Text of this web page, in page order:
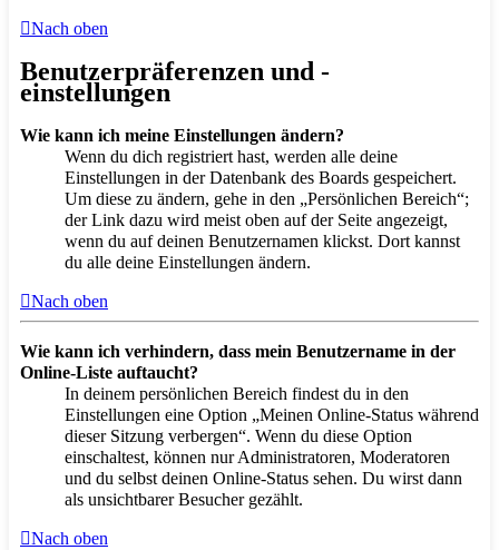
Nach oben
Benutzerpräferenzen und -
einstellungen
Wie kann ich meine Einstellungen ändern?
Wenn du dich registriert hast, werden alle deine
Einstellungen in der Datenbank des Boards gespeichert.
Um diese zu ändern, gehe in den „Persönlichen Bereich“;
der Link dazu wird meist oben auf der Seite angezeigt,
wenn du auf deinen Benutzernamen klickst. Dort kannst
du alle deine Einstellungen ändern.
Nach oben
Wie kann ich verhindern, dass mein Benutzername in der
Online-Liste auftaucht?
In deinem persönlichen Bereich findest du in den
Einstellungen eine Option „Meinen Online-Status während
dieser Sitzung verbergen“. Wenn du diese Option
einschaltest, können nur Administratoren, Moderatoren
und du selbst deinen Online-Status sehen. Du wirst dann
als unsichtbarer Besucher gezählt.
Nach oben